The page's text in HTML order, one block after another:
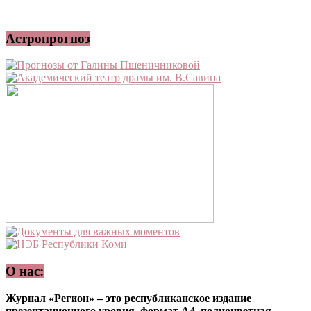
Астропрогноз
О нас:
Журнал «Регион» – это республиканское издание